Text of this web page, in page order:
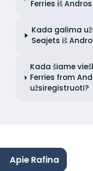
Ferries iš
Kada galima
Seajets iš
Kada šiame
Ferries from
užsiregistruoti?
Apie Rafina